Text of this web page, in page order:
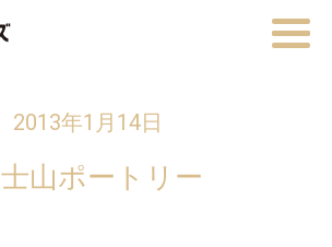
2013年1月14日
山ポートリー